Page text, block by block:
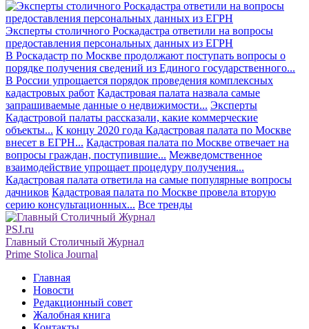
Эксперты столичного Роскадастра ответили на вопросы
предоставления персональных данных из ЕГРН
В Роскадастр по Москве продолжают поступать вопросы о
порядке получения сведений из Единого государственного...
В России упрощается порядок проведения комплексных
кадастровых работ Кадастровая палата назвала самые
запрашиваемые данные о недвижимости... Эксперты
Кадастровой палаты рассказали, какие коммерческие
объекты... К концу 2020 года Кадастровая палата по Москве
внесет в ЕГРН... Кадастровая палата по Москве отвечает на
вопросы граждан, поступившие... Межведомственное
взаимодействие упрощает процедуру получения...
Кадастровая палата ответила на самые популярные вопросы
дачников Кадастровая палата по Москве провела вторую
серию консультационных... Все тренды
PSJ.ru
Главный Столичный Журнал
Prime Stolica Journal
Главная
Новости
Редакционный совет
Жалобная книга